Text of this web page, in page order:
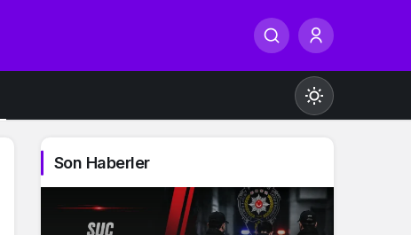
Son Haberler